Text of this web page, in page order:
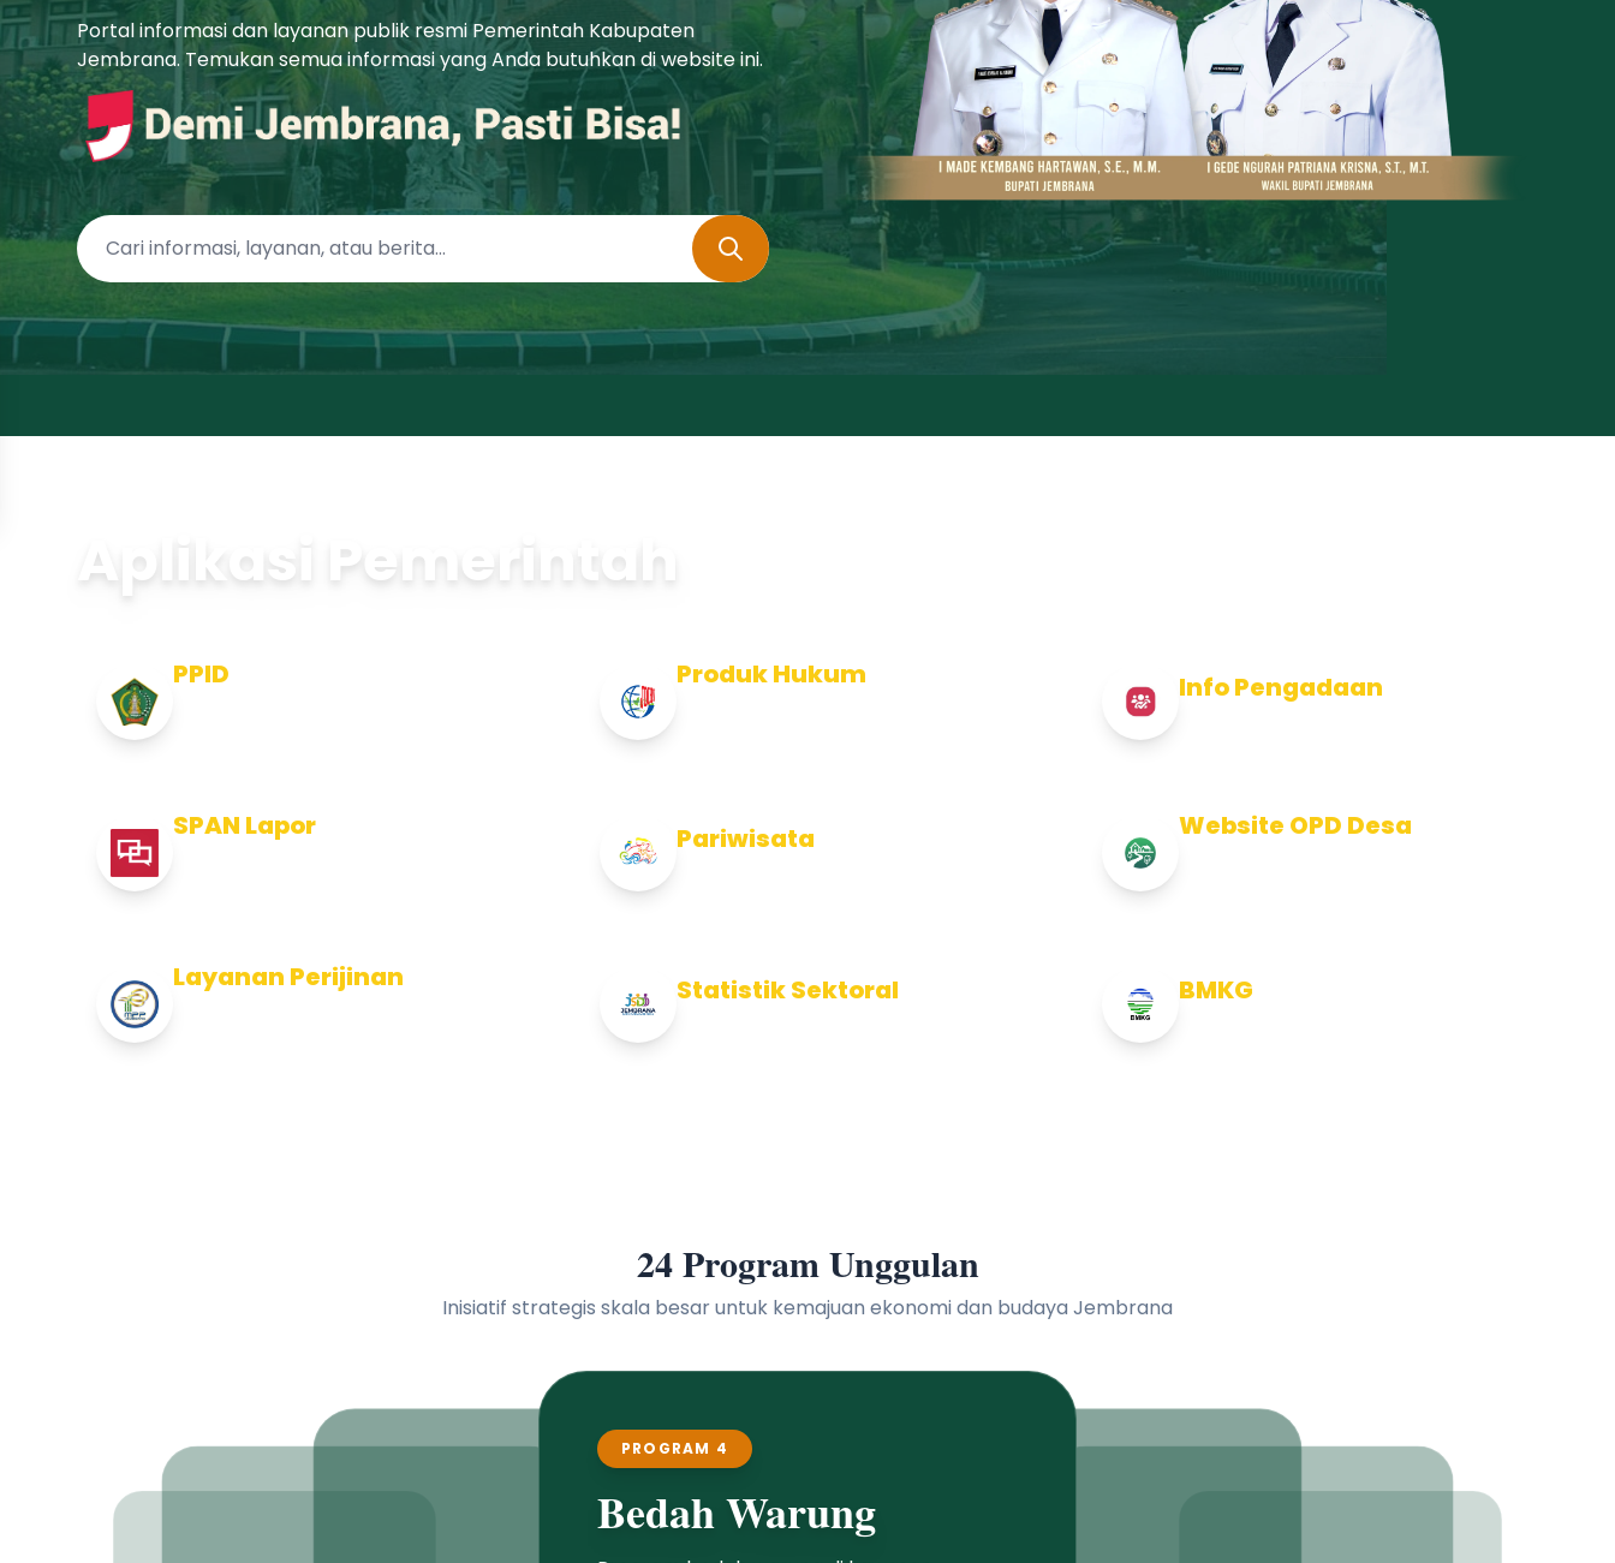
Portal informasi dan layanan publik resmi Pemerintah Kabupaten
Jembrana. Temukan semua informasi yang Anda butuhkan di website ini.
Aplikasi Pemerintah
PPID Produk Hukum Info Pengadaan
SPAN Lapor Pariwisata Website OPD Desa
Layanan Perijinan Statistik Sektoral BMKG
24 Program Unggulan
Inisiatif strategis skala besar untuk kemajuan ekonomi dan budaya Jembrana
PROGRAM 5
Pemeliharaan